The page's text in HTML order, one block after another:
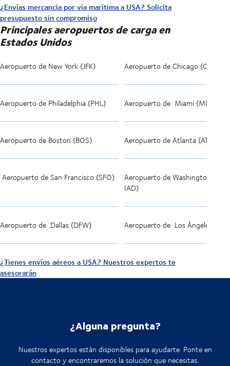
¿Envías mercancía por vía marítima a USA? Solicita
presupuesto sin compromiso
Principales aeropuertos de carga en
Estados Unidos
Aeropuerto de New York (JFK) Aeropuerto deChicago (ORD)
Aeropuerto de Philadelphia (PHL) Aeropuerto de Miami (MIA)
Aeropuerto de Boston (BOS) Aeropuerto de Atlanta (ATL)
Aeropuerto de San Francisco (SFO)
Aeropuerto de Washington DC (
IAD)
Aeropuerto de Dallas (DFW) Aeropuerto de Los Ángeles
¿Tienes envíos aéreos a USA? Nuestros expertos te
asesorarán
¿Alguna pregunta?
Nuestros expertos están disponibles para ayudarte. Ponte en
contacto y encontraremos la solución que necesitas.